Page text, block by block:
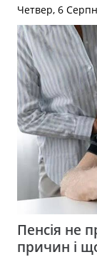
Четвер, 6
Пенсія не
причин і